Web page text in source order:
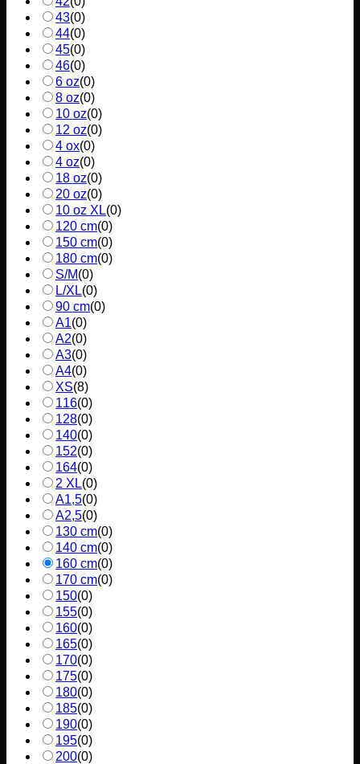
43(0)
44(0)
45(0)
46(0)
6 oz(0)
8 oz(0)
10 oz(0)
12 oz(0)
4 ox(0)
4 oz(0)
18 oz(0)
20 oz(0)
10 oz XL(0)
120 cm(0)
150 cm(0)
180 cm(0)
S/M(0)
L/XL(0)
90 cm(0)
A1(0)
A2(0)
A3(0)
A4(0)
XS(8)
116(0)
128(0)
140(0)
152(0)
164(0)
2 XL(0)
A1,5(0)
A2,5(0)
130 cm(0)
140 cm(0)
160 cm(0)
170 cm(0)
150(0)
155(0)
160(0)
165(0)
170(0)
175(0)
180(0)
185(0)
190(0)
195(0)
200(0)